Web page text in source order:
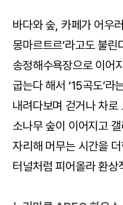
바다와 숲, 카페가 어우
몽마르트르’라고도 불
송정해수욕장으로 이어
굽는다 해서 ‘15곡도’라
내려다보며 걷거나 차
소나무 숲이 이어지고
자리해 머무는 시간을
터널처럼 피어올라 환상